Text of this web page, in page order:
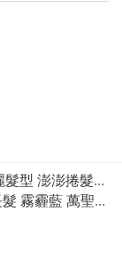
捲髮C8265 魔髮樂
假髮 魔髮樂 RD7097